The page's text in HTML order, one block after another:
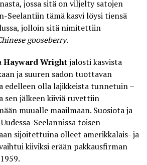
jossa sitä on viljelty satojen
Seelantiin tämä kasvi löysi tiensä
jolloin sitä nimitettiin
gooseberry.
Hayward Wrightjalosti kasvista
ja suuren sadon tuottavan
edelleen olla lajikkeista tunnetuin –
sen jälkeen kiiviä ruvettiin
muualle maailmaan. Suosiota ja
Seelannissa toisen
sijoitettuina olleet amerikkalais- ja
kiiviksi erään pakkausfirman